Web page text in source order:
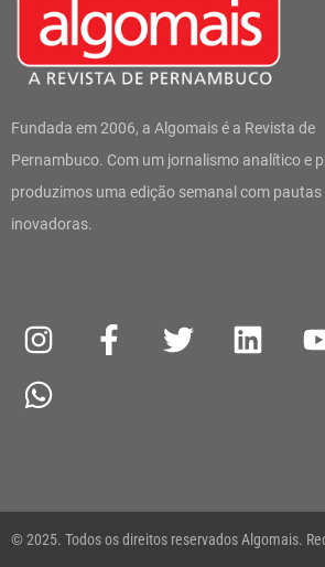
Fundada em 2006, a Algomais é a Revista de
Pernambuco. Com um jornalismo analítico e
produzimos uma edição semanal com pautas
inovadoras.
n
s
t
a
m
a
c
k
-
w
i
n
n
h
a
t
p
© 2025. Todos os direitos reservados Algomais.